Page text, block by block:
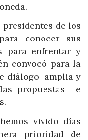
de los
conocer sus
para enfrentar y
convocó para la
diálogo amplia y
propuestas e
vivido días
prioridad de